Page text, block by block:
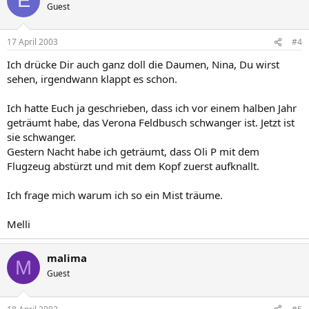
Guest
17 April 2003 #4
Ich drücke Dir auch ganz doll die Daumen, Nina, Du wirst
sehen, irgendwann klappt es schon.
Ich hatte Euch ja geschrieben, dass ich vor einem halben Jahr
geträumt habe, das Verona Feldbusch schwanger ist. Jetzt ist
sie schwanger.
Gestern Nacht habe ich geträumt, dass Oli P mit dem
Flugzeug abstürzt und mit dem Kopf zuerst aufknallt.
Ich frage mich warum ich so ein Mist träume.
Melli
M malima
Guest